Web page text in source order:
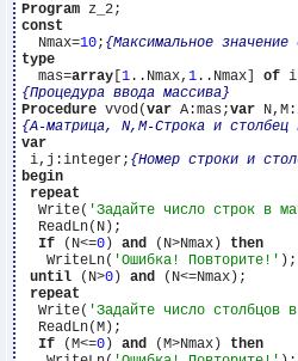
Program
const
  Nmax=
10; {Максимальное
type
  mas=
array[ 1..Nmax, 1..Nmax] of
{Процедура ввода массива}
Procedure vvod(var A:mas;var
{A-матрица, N,M-Строка и столбец
var
i,j:integer; {Номер строки и
begin
repeat
  Write(
'Задайте число строк в
  ReadLn(N);
If (N<=0) and (N>Nmax) then
   WriteLn(
'Ошибка! Повторите!' );
until (N>0) and (N<=Nmax);
repeat
  Write(
'Задайте число
  ReadLn(M);
If (M<=0) and (M>Nmax) then